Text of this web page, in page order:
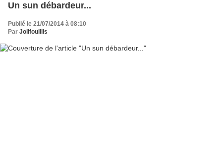
Un sun débardeur...
Publié le 21/07/2014 à 08:10
Par Jolifouillis